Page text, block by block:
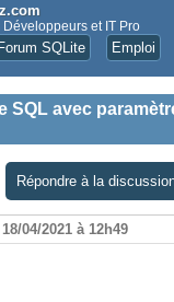
Développeurs et IT Pro
Forum SQLite Emploi
SQL avec
Répondre à la
18/04/2021 à 12h49